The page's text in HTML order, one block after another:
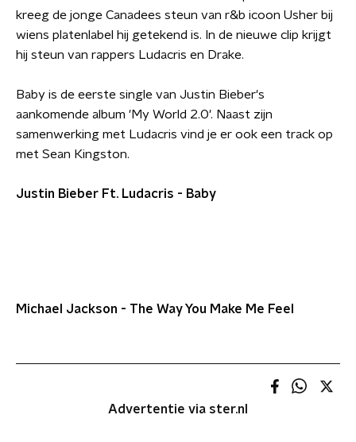
kreeg de jonge Canadees steun van r&b icoon Usher bij
wiens platenlabel hij getekend is. In de nieuwe clip krijgt
hij steun van rappers Ludacris en Drake.
Baby is de eerste single van Justin Bieber's
aankomende album 'My World 2.0'. Naast zijn
samenwerking met Ludacris vind je er ook een track op
met Sean Kingston.
Justin Bieber Ft. Ludacris - Baby
Michael Jackson - The Way You Make Me Feel
Advertentie via ster.nl